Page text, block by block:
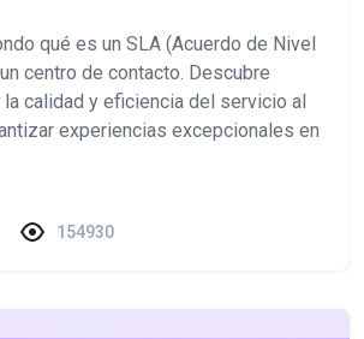
qué es un SLA (Acuerdo de Nivel
centro de contacto. Descubre
calidad y eficiencia del servicio al
experiencias excepcionales en
154930